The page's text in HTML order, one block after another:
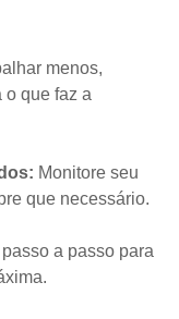
menos,
o que faz a
Monitore seu
que necessário.
a passo para